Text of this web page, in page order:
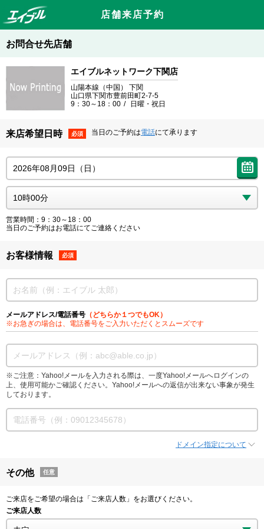
店舗来店予約
お問合せ先店舗
エイブルネットワーク下関店
山陽本線（中国） 下関
山口県下関市豊前田町2-7-5
9：30～18：00
日曜・祝日
来店希望日時 必須 当日のご予約は電話にて承ります
営業時間：9：30～18：00
当日のご予約はお電話にてご連絡ください
お客様情報 必須
メールアドレス/電話番号 （どちらか１つでもOK）
※お急ぎの場合は、電話番号をご入力いただくとスムーズです
※ご注意：Yahoo!メールを入力される際は、一度Yahoo!メールへログインの
上、使用可能かご確認ください。Yahoo!メールへの返信が出来ない事象が発生
しております。
ドメイン指定について
その他 任意
ご来店をご希望の場合は「ご来店人数」をお選びください。
ご来店人数